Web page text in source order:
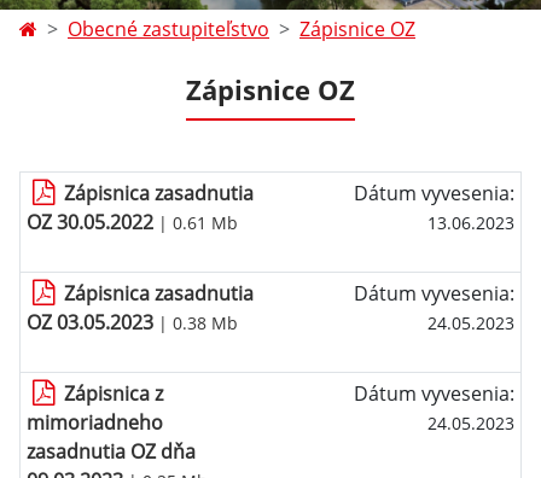
Obecné zastupiteľstvo Zápisnice OZ
Zápisnice OZ
Zápisnica zasadnutia
OZ 30.05.2022 | 0.61 Mb
Dátum vyvesenia:
13.06.2023
Zápisnica zasadnutia
OZ 03.05.2023 | 0.38 Mb
Dátum vyvesenia:
24.05.2023
Zápisnica z
mimoriadneho
zasadnutia OZ dňa
Dátum vyvesenia:
24.05.2023